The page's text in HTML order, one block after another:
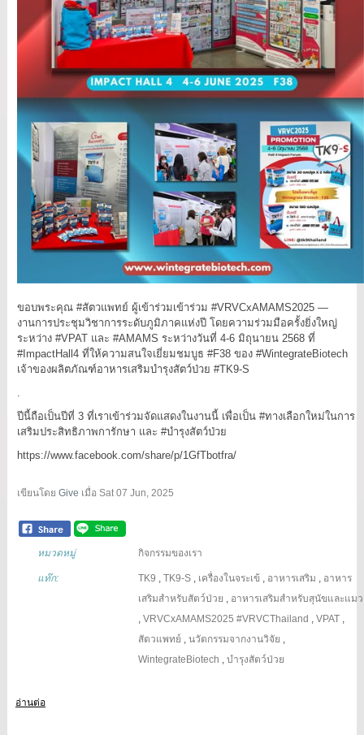
ขอบพระคุณ #สัตวแพทย์ ผู้เข้าร่วมเข้าร่วม #VRVCxAMAMS2025 —
งานการประชุมวิชาการระดับภูมิภาคแห่งปี โดยความร่วมมือครั้งยิ่งใหญ่
ระหว่าง #VPAT และ #AMAMS ระหว่างวันที่ 4-6 มิถุนายน 2568 ที่
#ImpactHall4 ที่ให้ความสนใจเยี่ยมชมบูธ #F38 ของ #WintegrateBiotech
เจ้าของผลิตภัณฑ์อาหารเสริมบำรุงสัตว์ป่วย #TK9-S
ปีนี้ถือเป็นปีที่ 3 ที่เราเข้าร่วมจัดแสดงในงานนี้ เพื่อเป็น #ทางเลือกใหม่ในการ
เสริมประสิทธิภาพการักษา และ #บำรุงสัตว์ป่วย
https://www.facebook.com/share/p/1GfTbotfra/
เขียนโดย Give เมื่อ Sat 07 Jun, 2025
หมวดหมู่ กิจกรรมของเรา
แท๊ก: TK9 ,TK9-S , เครื่องในจระเข้ , อาหารเสริม , อาหาร
เสริมสำหรับสัตว์ป่วย , อาหารเสริมสำหรับสุนัขและแมว
,VRVCxAMAMS2025 #VRVCThailand ,VPAT ,
สัตวแพทย์ ,นวัตกรรมจากงานวิจัย ,
WintegrateBiotech ,บำรุงสัตว์ป่วย
อ่านต่อ